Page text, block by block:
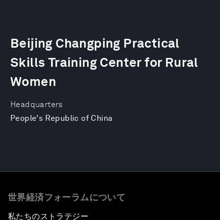
Headquarters
People's Republic of China
Beijing Changping Practical
Skills Training Center for Rural
Women
世界経済フォーラムについて
私たちのストラテジー